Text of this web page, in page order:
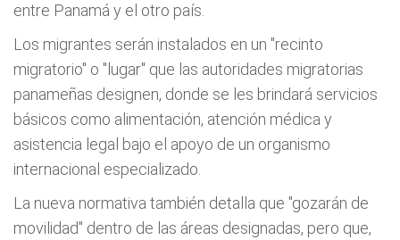
entre Panamá y el otro país.
Los migrantes serán instalados en un "recinto
migratorio" o "lugar" que las autoridades migratorias
panameñas designen, donde se les brindará servicios
básicos como alimentación, atención médica y
asistencia legal bajo el apoyo de un organismo
internacional especializado.
La nueva normativa también detalla que "gozarán de
movilidad" dentro de las áreas designadas, pero que,